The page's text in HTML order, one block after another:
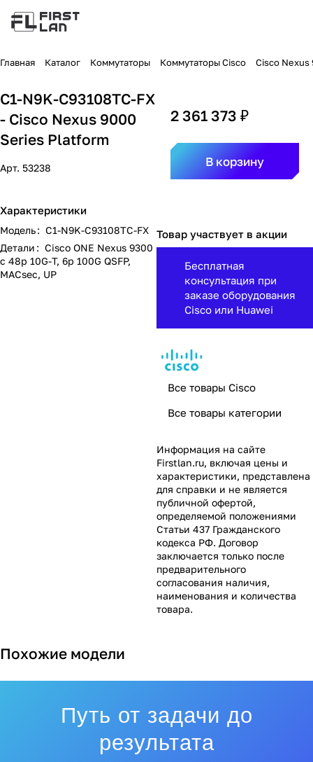
Главная Каталог Коммутаторы Коммутаторы Cisco Cisco Nexus
C1-N9K-C93108TC-FX
- Cisco Nexus 9000
Series Platform
Арт. 53238
Характеристики
Модель: C1-N9K-C93108TC-FX
Детали: Cisco ONE Nexus 9300
с 48p 10G-T, 6p 100G QSFP,
MACsec, UP
2 361 373 ₽
В корзину
Товар участвует в акции
Бесплатная
консультация при
заказе оборудования
Cisco или Huawei
Все товары Cisco
Все товары категории
Информация на сайте
Firstlan.ru, включая цены и
характеристики, представлена
для справки и не является
публичной офертой,
определяемой положениями
Статьи 437 Гражданского
кодекса РФ. Договор
заключается только после
предварительного
согласования наличия,
наименования и количества
товара.
Похожие модели
Путь от задачи до
результата